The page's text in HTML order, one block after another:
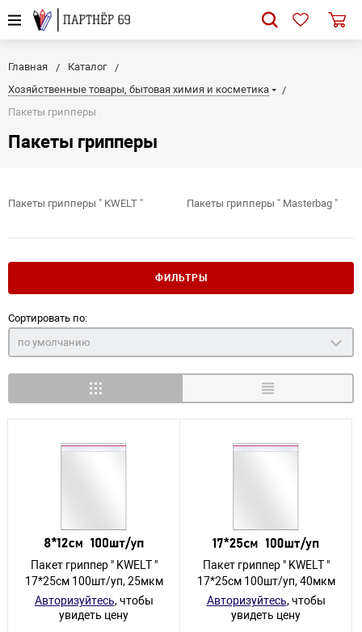
Главная
Каталог
Хозяйственные товары, бытовая химия и косметика
Пакеты грипперы
Пакеты грипперы
Пакеты грипперы " KWELT " Пакеты грипперы " Masterbag "
ФИЛЬТРЫ
Сортировать по:
по умолчанию
Пакет гриппер " KWELT "
17*25см 100шт/уп, 25мкм
Авторизуйтесь, чтобы
увидеть цену
Пакет гриппер " KWELT "
17*25см 100шт/уп, 40мкм
Авторизуйтесь, чтобы
увидеть цену